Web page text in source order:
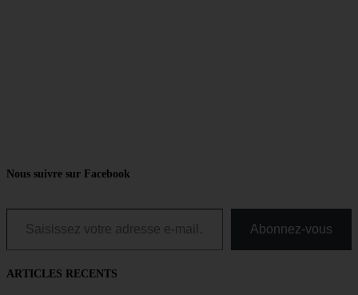
Nous suivre sur Facebook
Saisissez votre adresse e-mail…
Abonnez-vous
ARTICLES RECENTS